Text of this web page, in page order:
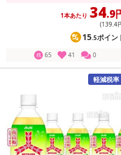
1本あたり 34.9
(139.4
15.5ポイン
残 65 41 0
軽減税率